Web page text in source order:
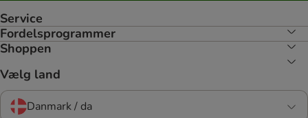
Service
Fordelsprogrammer
Shoppen
Vælg land
Danmark / da